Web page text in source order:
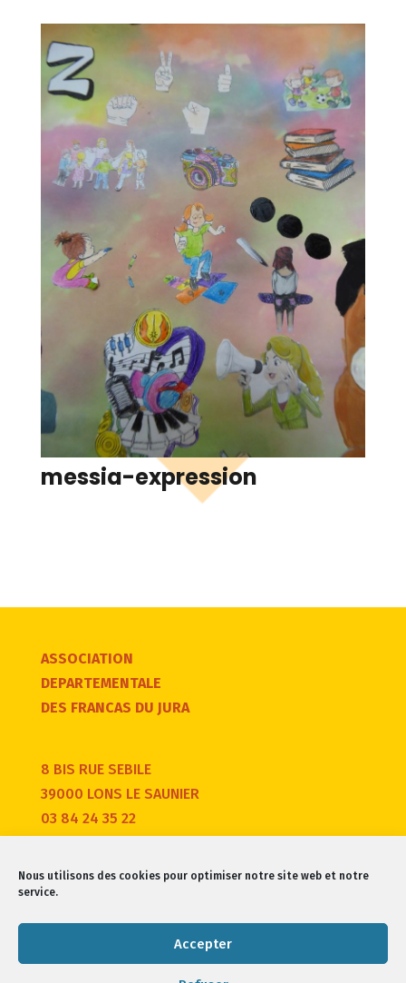
Nous utilisons des cookies pour optimiser notre site web et notre
service.
Accepter
messia-expression
ASSOCIATION
DEPARTEMENTALE
DES FRANCAS DU JURA
8 BIS RUE SEBILE
39000 LONS LE SAUNIER
03 84 24 35 22